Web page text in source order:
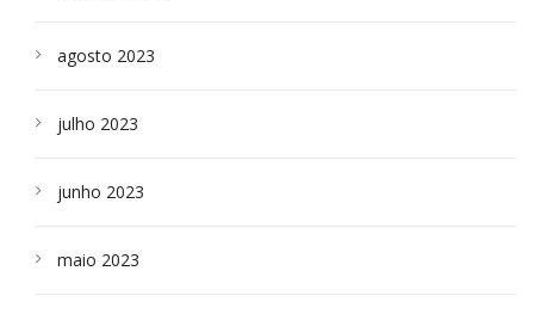
agosto 2023
julho 2023
junho 2023
maio 2023